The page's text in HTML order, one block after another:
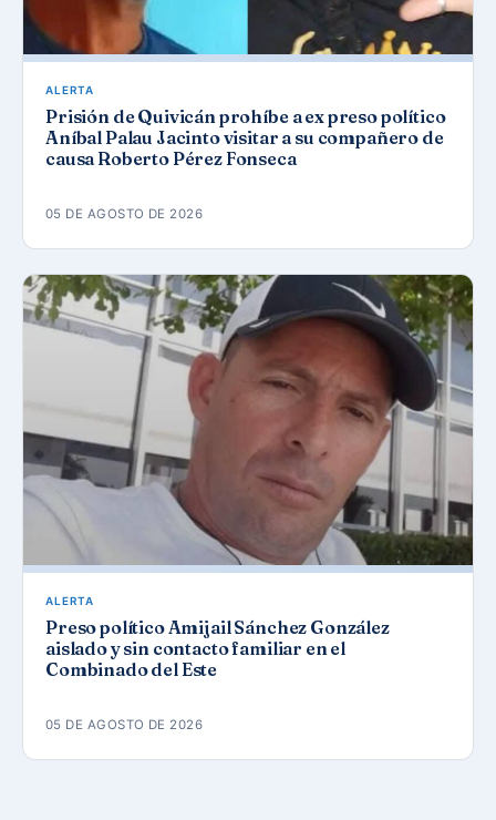
ALERTA
Prisión de Quivicán prohíbe a ex preso político
Aníbal Palau Jacinto visitar a su compañero de
causa Roberto Pérez Fonseca
05 DE AGOSTO DE 2026
ALERTA
Preso político Amijail Sánchez González
aislado y sin contacto familiar en el
Combinado del Este
05 DE AGOSTO DE 2026